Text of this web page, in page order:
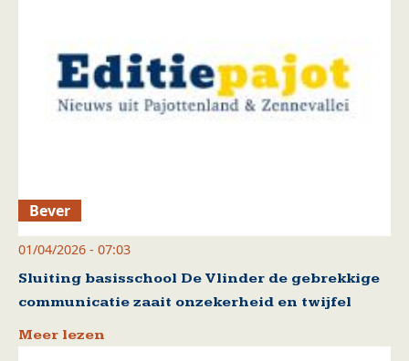
Bever
01/04/2026 - 07:03
Sluiting basisschool De Vlinder de gebrekkige
communicatie zaait onzekerheid en twijfel
Meer lezen